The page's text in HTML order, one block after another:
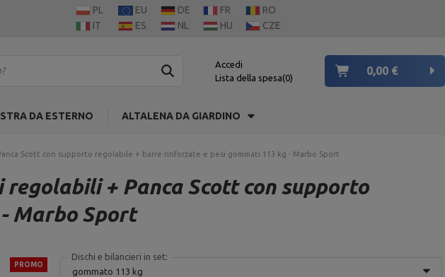
PL EU DE FR
RO
IT
ES NL HU CZE
Accedi
Lista della spesa 0
0,00 €
DA ESTERNO ALTALENA DA GIARDINO
Scott con supporto regolabile + barre rinforzate e pesi gommati 113 kg - Marbo Sport
+ Panca Scott con supporto
Marbo Sport
PROMO
Dischi e bilancieri in set:
gommato 113 kg